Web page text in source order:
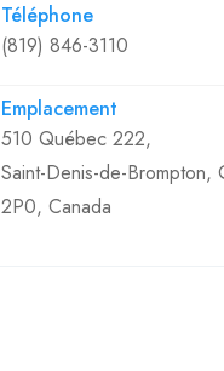
Téléphone
(819) 846-3110
Emplacement
510 Québec 222,
Saint-Denis-de-Brompton,
2P0, Canada